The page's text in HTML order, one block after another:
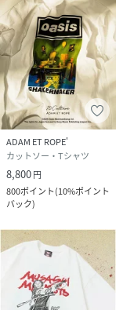
ADAM ET ROPE'
カットソー・Tシャツ
8,800円
800ポイント(10%ポイント
バック)